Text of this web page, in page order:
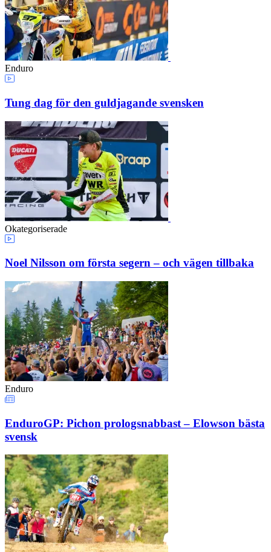
Enduro
Tung dag för den guldjagande svensken
Okategoriserade
Noel Nilsson om första segern – och vägen tillbaka
Enduro
EnduroGP: Pichon prologsnabbast – Elowson bästa
svensk